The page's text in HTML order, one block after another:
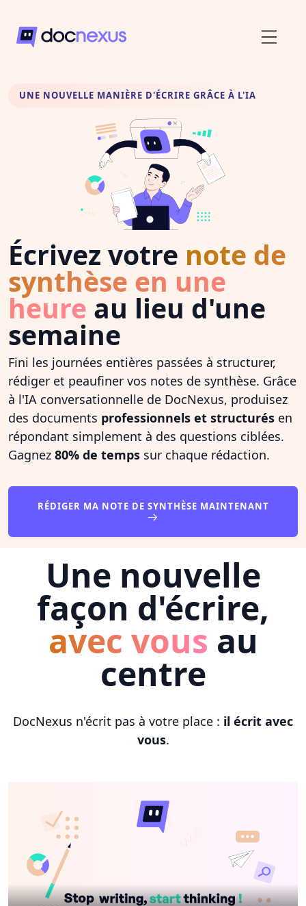
UNE NOUVELLE MANIÈRE D'ÉCRIRE GRÂCE À L'IA
Écrivez votre note de
synthèse en une
heure au lieu d'une
semaine
Fini les journées entières passées à structurer,
rédiger et peaufiner vos notes de synthèse. Grâce
à l'IA conversationnelle de DocNexus, produisez
des documents professionnels et structurés en
répondant simplement à des questions ciblées.
Gagnez 80% de temps sur chaque rédaction.
RÉDIGER MA NOTE DE SYNTHÈSE MAINTENANT
Une nouvelle
façon d'écrire,
avec vous au
centre
DocNexus n'écrit pas à votre place : il écrit avec
vous.